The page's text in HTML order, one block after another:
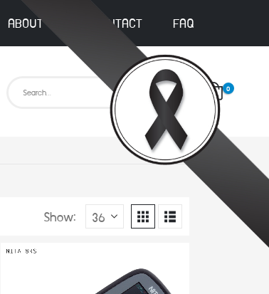
ABOUT US CONTACT FAQ
0
Show: